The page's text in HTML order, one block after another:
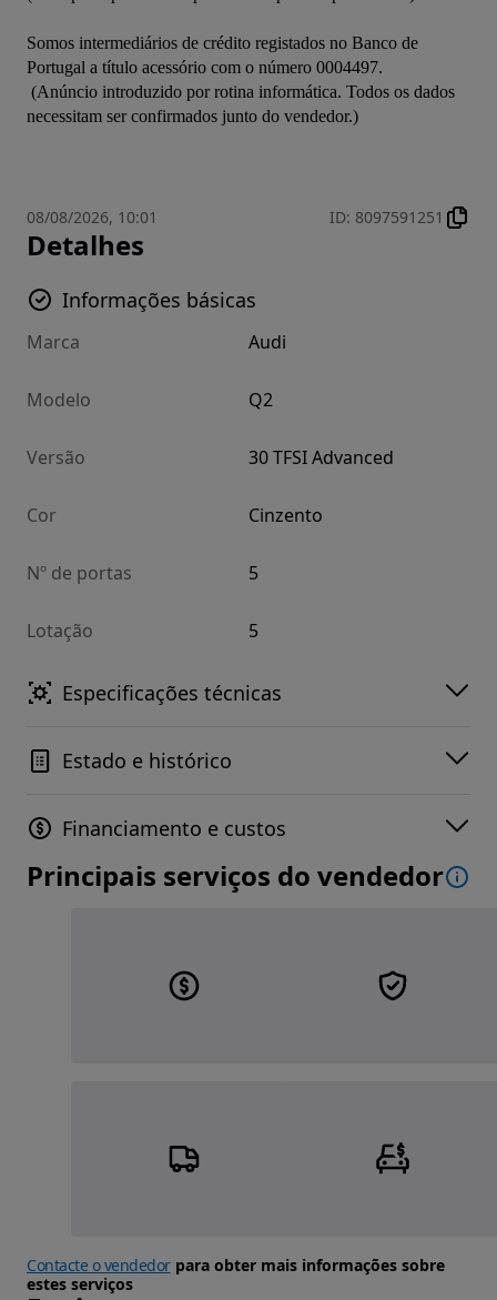
Somos intermediários de crédito registados no Banco de
Portugal a título acessório com o número 0004497.
08/08/2026, 10:01 ID: 8097591251
Detalhes
Informações básicas
Marca Audi
Modelo Q2
Versão 30 TFSI Advanced
Cor Cinzento
Nº de portas 5
Lotação 5
Especificações técnicas
Estado e histórico
Financiamento e custos
Principais serviços do vendedor
Contacte o vendedorpara obter mais informações sobre
estes serviços